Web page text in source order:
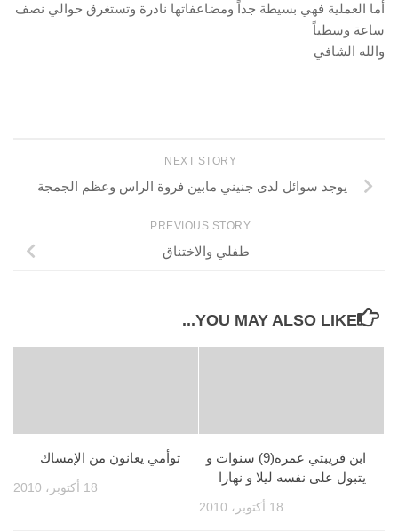
أما العملية فهي بسيطة جداً ومضاعفاتها نادرة وتستغرق حوالي نصف
ساعة وسطياً
والله الشافي
NEXT STORY
يوجد سوائل لدى جنيني مابين فروة الراس وعظم الجمجة
PREVIOUS STORY
طفلي والاختناق
YOU MAY ALSO LIKE...
توأمي يعانون من الإمساك
18 أكتوبر، 2010
ابن قريبتي عمره(9) سنوات و
يتبول على نفسه ليلا و نهارا
18 أكتوبر، 2010